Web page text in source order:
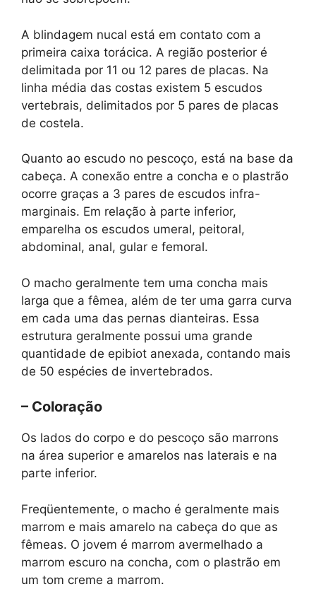
A blindagem nucal está em contato com a
primeira caixa torácica. A região posterior é
delimitada por 11 ou 12 pares de placas. Na
linha média das costas existem 5 escudos
vertebrais, delimitados por 5 pares de placas
de costela.
Quanto ao escudo no pescoço, está na base da
cabeça. A conexão entre a concha e o plastrão
ocorre graças a 3 pares de escudos infra-
marginais. Em relação à parte inferior,
emparelha os escudos umeral, peitoral,
abdominal, anal, gular e femoral.
O macho geralmente tem uma concha mais
larga que a fêmea, além de ter uma garra curva
em cada uma das pernas dianteiras. Essa
estrutura geralmente possui uma grande
quantidade de epibiot anexada, contando mais
de 50 espécies de invertebrados.
– Coloração
Os lados do corpo e do pescoço são marrons
na área superior e amarelos nas laterais e na
parte inferior.
Freqüentemente, o macho é geralmente mais
marrom e mais amarelo na cabeça do que as
fêmeas. O jovem é marrom avermelhado a
marrom escuro na concha, com o plastrão em
um tom creme a marrom.